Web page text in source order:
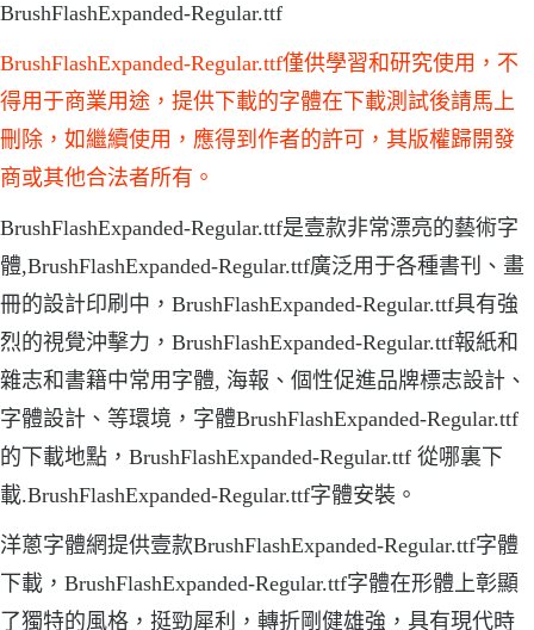
BrushFlashExpanded-Regular.ttf
BrushFlashExpanded-Regular.ttf僅供學習和研究使用，不
得用于商業用途，提供下載的字體在下載測試後請馬上
刪除，如繼續使用，應得到作者的許可，其版權歸開發
商或其他合法者所有。
BrushFlashExpanded-Regular.ttf是壹款非常漂亮的藝術字
體,BrushFlashExpanded-Regular.ttf廣泛用于各種書刊、畫
冊的設計印刷中，BrushFlashExpanded-Regular.ttf具有強
烈的視覺沖擊力，BrushFlashExpanded-Regular.ttf報紙和
雜志和書籍中常用字體, 海報、個性促進品牌標志設計、
字體設計、等環境，字體BrushFlashExpanded-Regular.ttf
的下載地點，BrushFlashExpanded-Regular.ttf 從哪裏下
載.BrushFlashExpanded-Regular.ttf字體安裝。
洋蔥字體網提供壹款BrushFlashExpanded-Regular.ttf字體
下載，BrushFlashExpanded-Regular.ttf字體在形體上彰顯
了獨特的風格，挺勁犀利，轉折剛健雄強，具有現代時